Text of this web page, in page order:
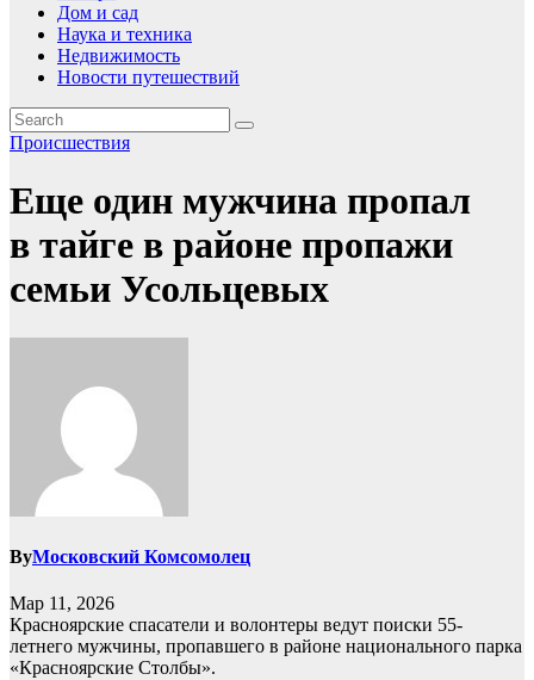
Дом и сад
Наука и техника
Недвижимость
Новости путешествий
Происшествия
Еще один мужчина пропал
в тайге в районе пропажи
семьи Усольцевых
ByМосковский Комсомолец
Мар 11, 2026
Красноярские спасатели и волонтеры ведут поиски 55-
летнего мужчины, пропавшего в районе национального парка
«Красноярские Столбы».